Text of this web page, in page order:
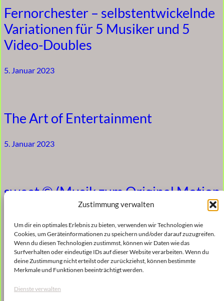
Zustimmung verwalten
Um dir ein optimales Erlebnis zu bieten, verwenden wir Technologien wie
Cookies, um Geräteinformationen zu speichern und/oder darauf zuzugreifen.
Wenn du diesen Technologien zustimmst, können wir Daten wie das
Surfverhalten oder eindeutige IDs auf dieser Website verarbeiten. Wenn du
deine Zustimmung nicht erteilst oder zurückziehst, können bestimmte
Merkmale und Funktionen beeinträchtigt werden.
Dienste verwalten
Fernorchester – selbstentwickelnde
Variationen für 5 Musiker und 5
Video-Doubles
5. Januar 2023
The Art of Entertainment
5. Januar 2023
sweet © (Musik zum Original Motion
Picture Soundtrack)
5. Januar 2023